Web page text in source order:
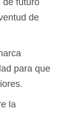
de futuro
de
para que
la